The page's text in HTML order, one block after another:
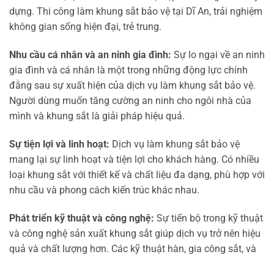
dựng. Thi công làm khung sắt bảo vệ tại Dĩ An, trải nghiệm
không gian sống hiện đại, trẻ trung.
Nhu cầu cá nhân và an ninh gia đình: Sự lo ngại về an ninh
gia đình và cá nhân là một trong những động lực chính
đằng sau sự xuất hiện của dịch vụ làm khung sắt bảo vệ.
Người dùng muốn tăng cường an ninh cho ngôi nhà của
mình và khung sắt là giải pháp hiệu quả.
Sự tiện lợi và linh hoạt: Dịch vụ làm khung sắt bảo vệ
mang lại sự linh hoạt và tiện lợi cho khách hàng. Có nhiều
loại khung sắt với thiết kế và chất liệu đa dạng, phù hợp với
nhu cầu và phong cách kiến trúc khác nhau.
Phát triển kỹ thuật và công nghệ: Sự tiến bộ trong kỹ thuật
và công nghệ sản xuất khung sắt giúp dịch vụ trở nên hiệu
quả và chất lượng hơn. Các kỹ thuật hàn, gia công sắt, và